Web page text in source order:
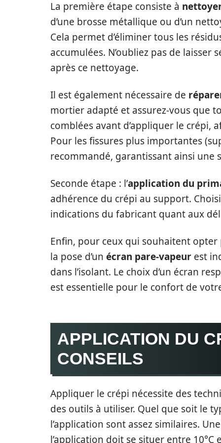
La première étape consiste à
d’une brosse métallique ou d’un
Cela permet d’éliminer tous les
accumulées. N’oubliez pas de
après ce nettoyage.
Il est également nécessaire de
mortier adapté et assurez-vous que
comblées avant d’appliquer le crépi,
Pour les fissures plus importantes
recommandé, garantissant ainsi une
Seconde étape : l’application du
adhérence du crépi au support.
indications du fabricant quant aux
Enfin, pour ceux qui souhaitent
la pose d’un écran pare-vapeur est
dans l’isolant. Le choix d’un écran
est essentielle pour le confort de
APPLICATION DU
CONSEILS
Appliquer le crépi nécessite des
des outils à utiliser. Quel que soit le
l’application sont assez similaires.
l’application doit se situer entre